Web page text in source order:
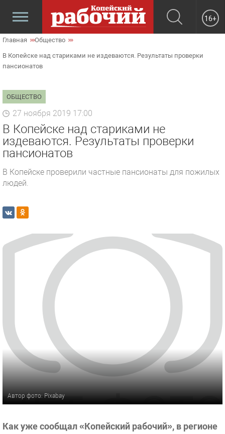
16+
Главная Общество
В Копейске над стариками не издеваются. Результаты проверки
пансионатов
ОБЩЕСТВО
27 ноября 2019 17:00
В Копейске над стариками не
издеваются. Результаты проверки
пансионатов
В Копейске проверили частные пансионаты для пожилых
людей.
Автор фото: Pixabay
Как уже сообщал «Копейский рабочий», в регионе